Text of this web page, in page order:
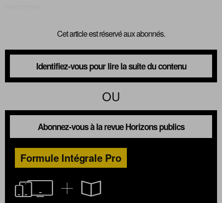
Cet article est réservé aux abonnés.
Identifiez-vous pour lire la suite du contenu
OU
Abonnez-vous à la revue Horizons publics
Formule Intégrale Pro